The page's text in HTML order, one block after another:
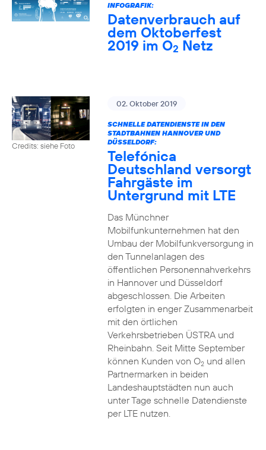
INFOGRAFIK:
Datenverbrauch auf
dem Oktoberfest
2019 im O2 Netz
Credits: siehe Foto
02. Oktober 2019
SCHNELLE DATENDIENSTE IN DEN
STADTBAHNEN HANNOVER UND
DÜSSELDORF:
Telefónica
Deutschland versorgt
Fahrgäste im
Untergrund mit LTE
Das Münchner
Mobilfunkunternehmen hat den
Umbau der Mobilfunkversorgung in
den Tunnelanlagen des
öffentlichen Personennahverkehrs
in Hannover und Düsseldorf
abgeschlossen. Die Arbeiten
erfolgten in enger Zusammenarbeit
mit den örtlichen
Verkehrsbetrieben ÜSTRA und
Rheinbahn. Seit Mitte September
können Kunden von O2und allen
Partnermarken in beiden
Landeshauptstädten nun auch
unter Tage schnelle Datendienste
per LTE nutzen.